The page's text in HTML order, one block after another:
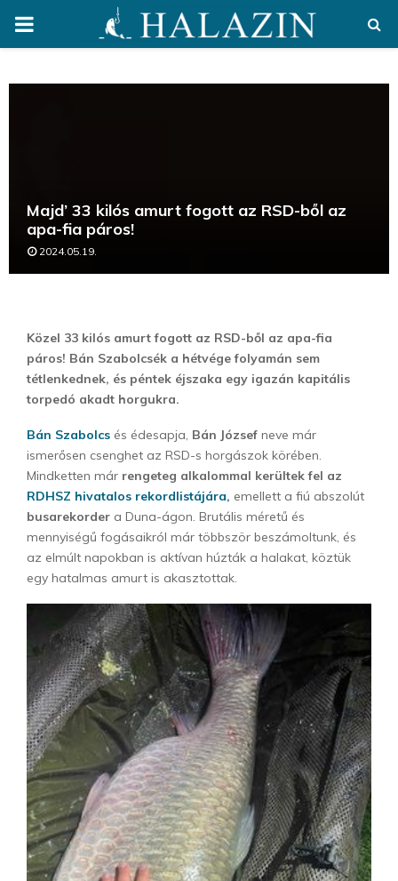
PRIMARY
Majd’ 33 kilós amurt fogott az RSD-ből az
apa-fia páros!
2024.05.19.
Közel 33 kilós amurt fogott az RSD-ből az apa-fia
páros! Bán Szabolcsék a hétvége folyamán sem
tétlenkednek, és péntek éjszaka egy igazán kapitális
torpedó akadt horgukra.
Bán Szabolcs és édesapja, Bán József neve már
ismerősen csenghet az RSD-s horgászok körében.
Mindketten már rengeteg alkalommal kerültek fel az
RDHSZ hivatalos rekordlistájára, emellett a fiú abszolút
busarekorder a Duna-ágon. Brutális méretű és
mennyiségű fogásaikról már többször beszámoltunk, és
az elmúlt napokban is aktívan húzták a halakat, köztük
egy hatalmas amurt is akasztottak.